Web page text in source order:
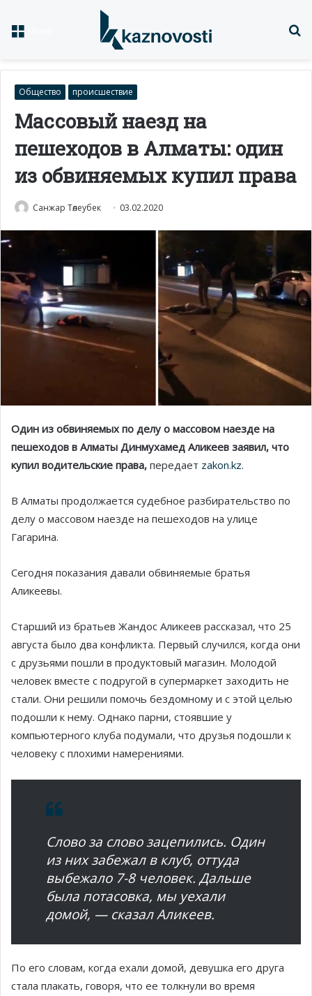
Общество происшествие
Массовый наезд на
пешеходов в Алматы: один
из обвиняемых купил права
Санжар Төлеубек 03.02.2020
Один из обвиняемых по делу о массовом наезде на
пешеходов в Алматы Динмухамед Аликеев заявил, что
купил водительские права, передает zakon.kz.
В Алматы продолжается судебное разбирательство по
делу о массовом наезде на пешеходов на улице
Гагарина.
Сегодня показания давали обвиняемые братья
Аликеевы.
Старший из братьев Жандос Аликеев рассказал, что 25
августа было два конфликта. Первый случился, когда они
с друзьями пошли в продуктовый магазин. Молодой
человек вместе с подругой в супермаркет заходить не
стали. Они решили помочь бездомному и с этой целью
подошли к нему. Однако парни, стоявшие у
компьютерного клуба подумали, что друзья подошли к
человеку с плохими намерениями.
Слово за слово зацепились. Один
из них забежал в клуб, оттуда
выбежало 7-8 человек. Дальше
была потасовка, мы уехали
домой, — сказал Аликеев.
По его словам, когда ехали домой, девушка его друга
стала плакать, говоря, что ее толкнули во время